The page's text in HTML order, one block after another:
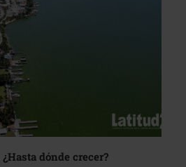
dónde crecer?